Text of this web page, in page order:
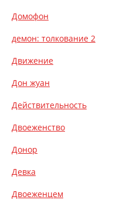
Домофон
демон: толкование 2
Движение
Дон жуан
Действительность
Двоеженство
Донор
Девка
Двоеженцем